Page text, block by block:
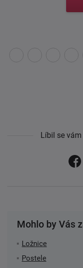
Mohlo by Vás
Ložnice
Postele
Líbil se